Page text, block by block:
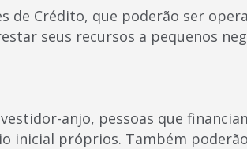
de Crédito, que poderão ser
seus recursos a pequenos
anjo, pessoas que
inicial próprios. Também